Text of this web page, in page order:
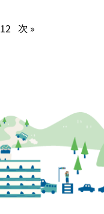
12 次 »